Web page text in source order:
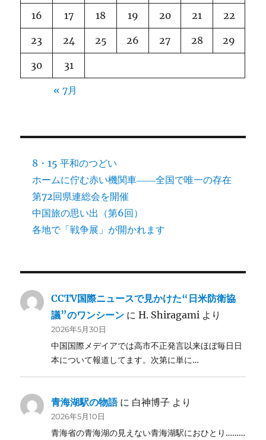
16 17 18 19 20 21 22
23 24 25 26 27 28 29
30 31
« 7月
8・15 平和のつどい
ホームに佇む赤い機関車――全国で唯一の存在
第72回県連総会を開催
中国旅の思い出（第6回）
各地で「戦争展」が開かれます
CCTV国際ニュースで見かけた“日米防衛協
議”のワンシーン にH. Shiragami より
2026年5月30日
中国国際メデイアでは高市不正発言以来ほぼ毎日日
本について報道してます。次第に単に…
青海湖駅の物語に 白神博子 より
2026年5月10日
青海省の青海湖の見えない青海湖駅におひとり………